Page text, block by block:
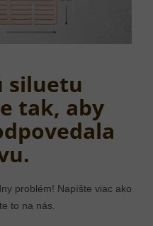
siluetu
tak, aby
problém! Napíšte viac ako
to na nás.